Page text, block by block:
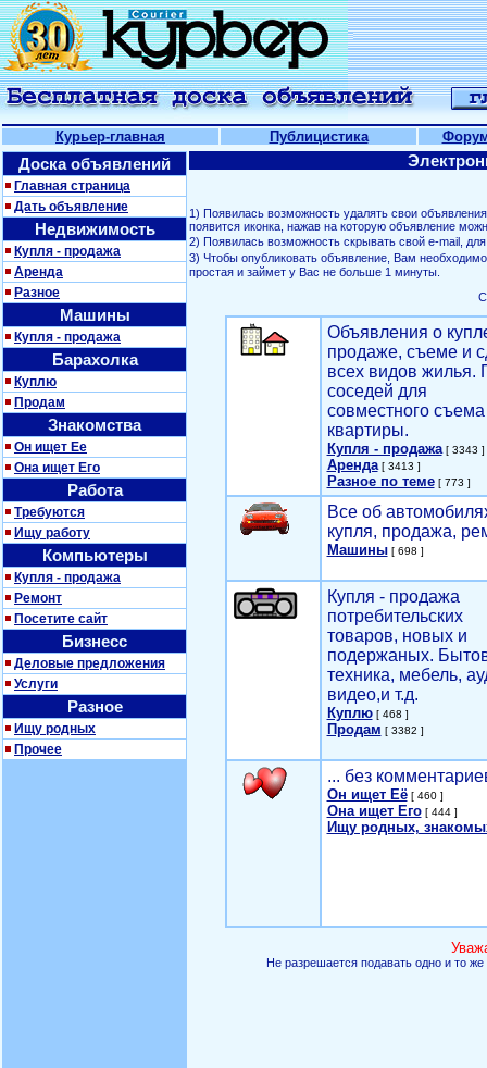
Курьер-главная Публицистика
Доска объявлений
Главная страница
Дать объявление
Недвижимость
Купля - продажа
Аренда
Разное
Машины
Купля - продажа
Барахолка
Куплю
Продам
Знакомства
Он ищет Ее
Она ищет Его
Работа
Требуются
Ищу работу
Компьютеры
Купля - продажа
Ремонт
Посетите сайт
Бизнесс
Деловые предложения
Услуги
Разное
Ищу родных
Прочее
1) Появилась возможность удалять свои
появится иконка, нажав на которую объявление
2) Появилась возможность скрывать свой е-mail,
3) Чтобы опубликовать объявление, Вам
простая и займет у Вас не больше 1 минуты.
Объявления о
продаже, съеме и
всех видов жилья.
соседей для
совместного съема
квартиры.
Купля - продажа[ 3343 ]
Аренда[ 3413 ]
Разное по теме[ 773 ]
Все об
купля, продажа,
Машины[ 698 ]
Купля - продажа
потребительских
товаров, новых и
подержаных.
техника, мебель,
видео,и т.д.
Куплю[ 468 ]
Продам [ 3382 ]
... без
Он ищет Её[ 460 ]
Она ищет Его[ 444 ]
Ищу родных,
Не разрешается подавать одно и то